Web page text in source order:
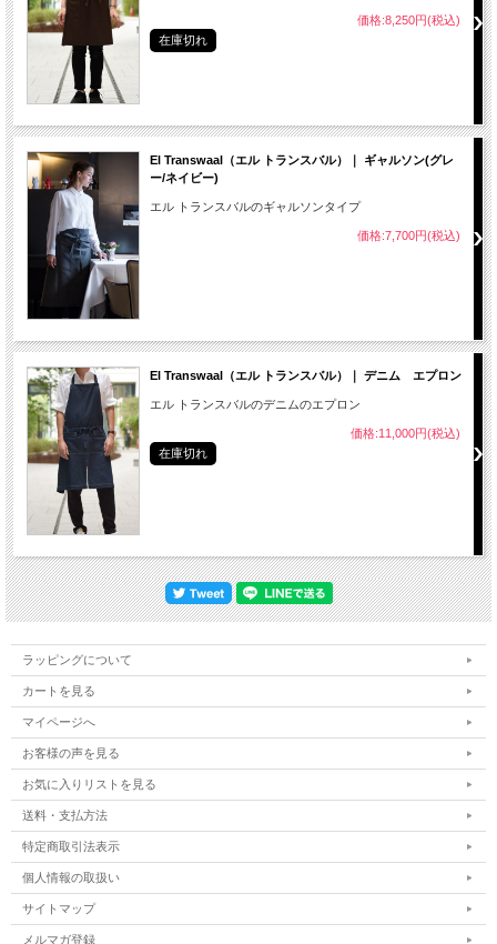
価格:8,250円(税込)
在庫切れ
El Transwaal（エル トランスバル）｜ ギャルソン(グレ
ー/ネイビー)
エル トランスバルのギャルソンタイプ
価格:7,700円(税込)
El Transwaal（エル トランスバル）｜ デニム エプロン
エル トランスバルのデニムのエプロン
価格:11,000円(税込)
在庫切れ
ラッピングについて
カートを見る
マイページへ
お客様の声を見る
お気に入りリストを見る
送料・支払方法
特定商取引法表示
個人情報の取扱い
サイトマップ
メルマガ登録